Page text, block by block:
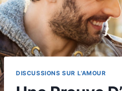
DISCUSSIONS SUR L’AMOUR